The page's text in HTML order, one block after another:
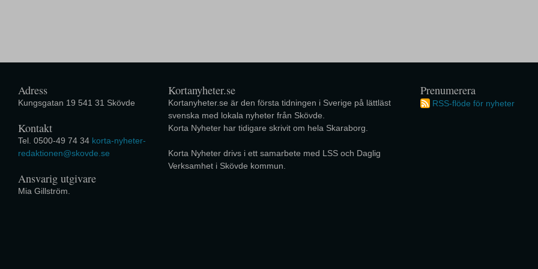
Adress
Kungsgatan 19 541 31 Skövde
Kontakt
Tel. 0500-49 74 34 korta-nyheter-
redaktionen@skovde.se
Ansvarig utgivare
Mia Gillström.
Kortanyheter.se
Kortanyheter.se är den första tidningen i Sverige på lättläst
svenska med lokala nyheter från Skövde.
Korta Nyheter har tidigare skrivit om hela Skaraborg.
Korta Nyheter drivs i ett samarbete med LSS och Daglig
Verksamhet i Skövde kommun.
Prenumerera
RSS-flöde för nyheter